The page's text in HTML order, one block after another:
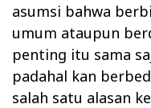
asumsi bahwa
umum ataupun
penting itu sama
padahal kan
salah satu alasan